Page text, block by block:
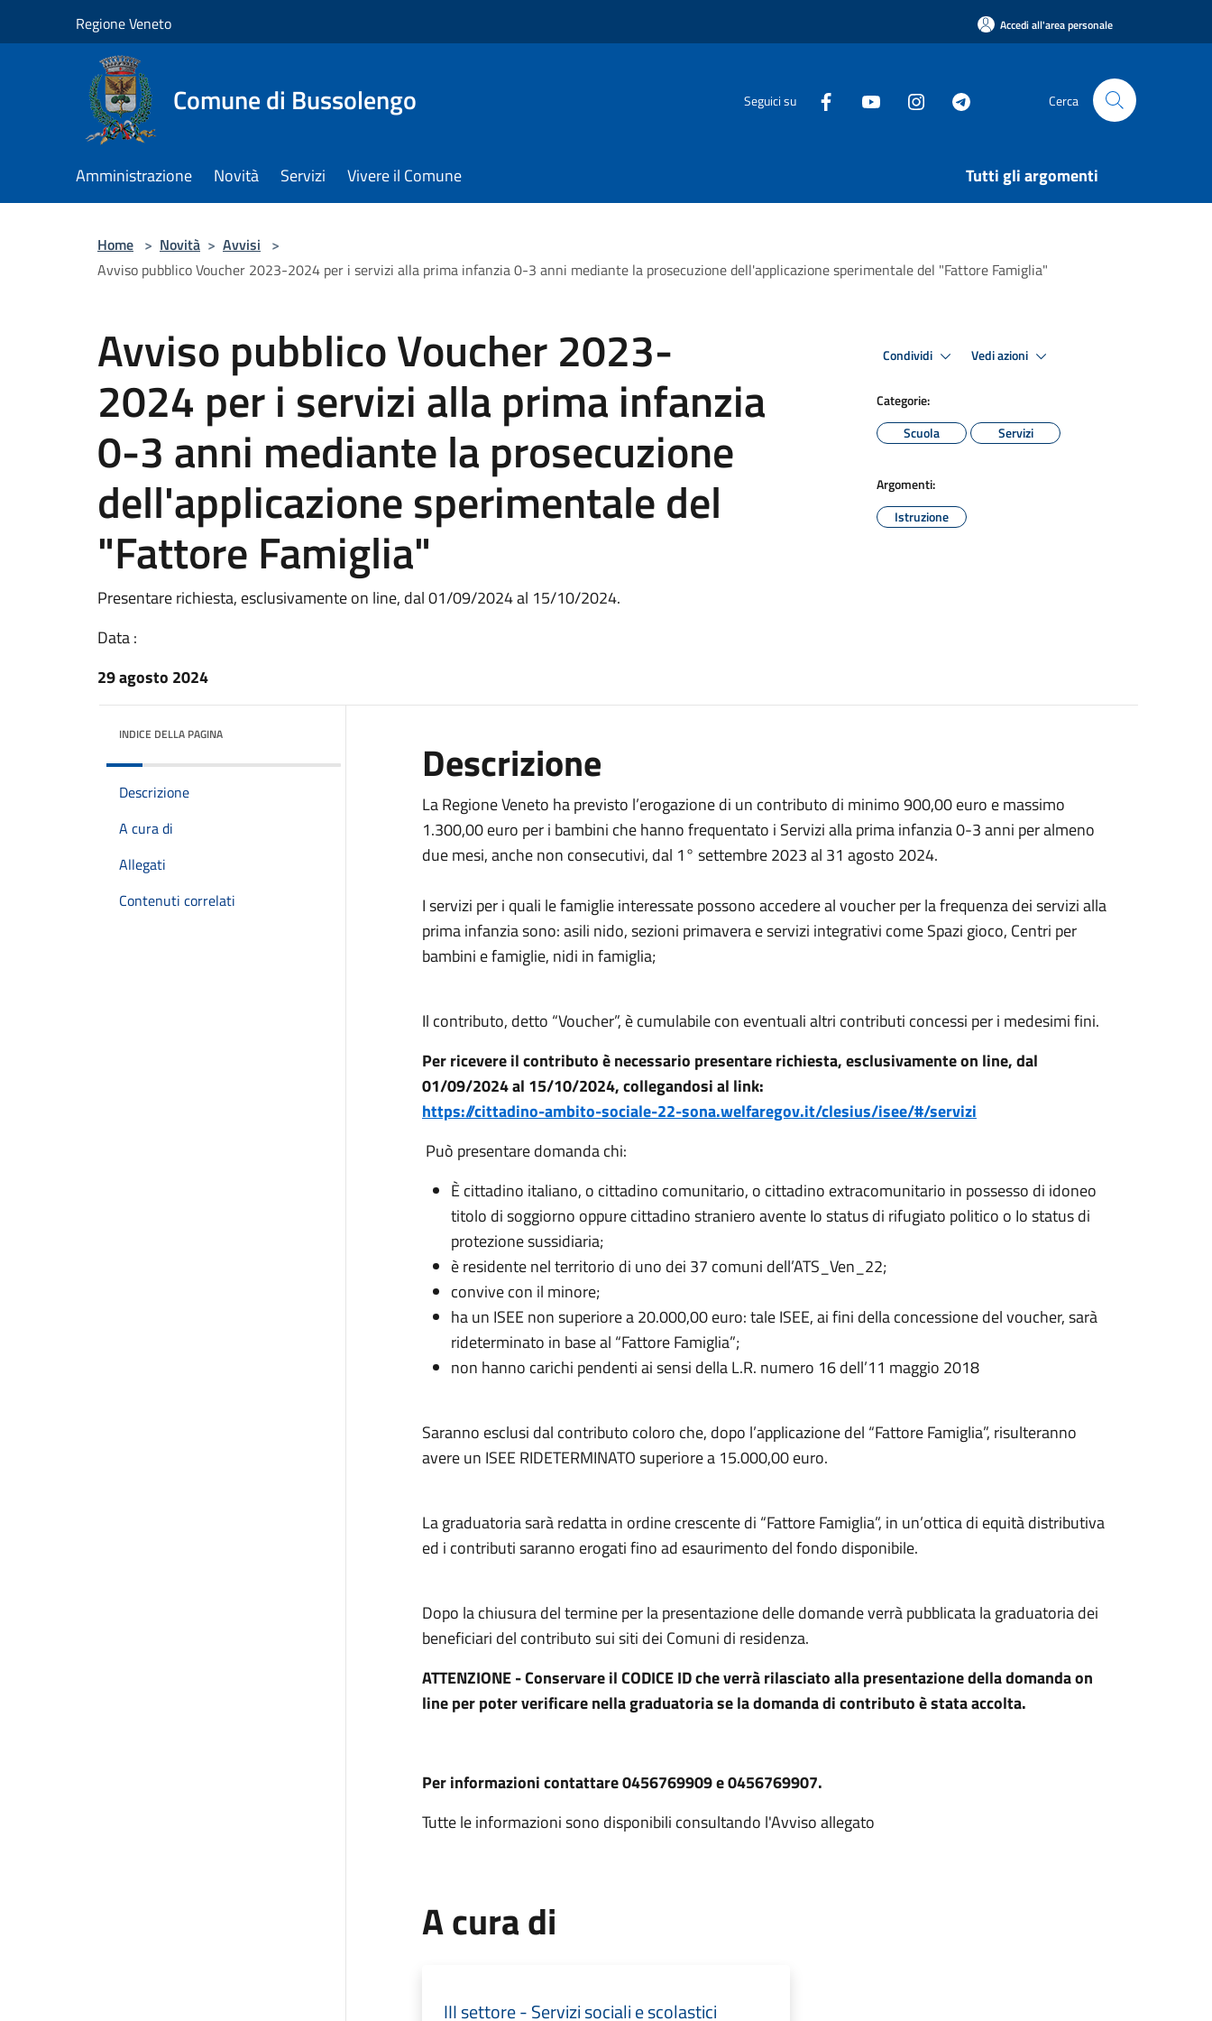
Regione Veneto Accedi all'area personale
Comune di Bussolengo Seguici su Cerca
Amministrazione Novità Servizi Vivere il Comune Tutti gli argomenti
Home > Novità > Avvisi >
Avviso pubblico Voucher 2023-2024 per i servizi alla prima infanzia 0-3 anni mediante la prosecuzione dell'applicazione sperimentale del "Fattore Famiglia"
Avviso pubblico Voucher 2023-
2024 per i servizi alla prima infanzia
0-3 anni mediante la prosecuzione
dell'applicazione sperimentale del
"Fattore Famiglia"
Presentare richiesta, esclusivamente on line, dal 01/09/2024 al 15/10/2024.
Data :
29 agosto 2024
Condividi Vedi azioni
Categorie:
Scuola
Servizi
Argomenti:
Istruzione
INDICE DELLA PAGINA
Descrizione
A cura di
Allegati
Contenuti correlati
Descrizione
La Regione Veneto ha previsto l’erogazione di un contributo di minimo 900,00 euro e massimo
1.300,00 euro per i bambini che hanno frequentato i Servizi alla prima infanzia 0-3 anni per almeno
due mesi, anche non consecutivi, dal 1° settembre 2023 al 31 agosto 2024.
I servizi per i quali le famiglie interessate possono accedere al voucher per la frequenza dei servizi alla
prima infanzia sono: asili nido, sezioni primavera e servizi integrativi come Spazi gioco, Centri per
bambini e famiglie, nidi in famiglia;
Il contributo, detto “Voucher”, è cumulabile con eventuali altri contributi concessi per i medesimi fini.
Per ricevere il contributo è necessario presentare richiesta, esclusivamente on line, dal
01/09/2024 al 15/10/2024, collegandosi al link:
https://cittadino-ambito-sociale-22-sona.welfaregov.it/clesius/isee/#/servizi
Può presentare domanda chi:
È cittadino italiano, o cittadino comunitario, o cittadino extracomunitario in possesso di idoneo
titolo di soggiorno oppure cittadino straniero avente Io status di rifugiato politico o Io status di
protezione sussidiaria;
è residente nel territorio di uno dei 37 comuni dell’ATS_Ven_22;
convive con il minore;
ha un ISEE non superiore a 20.000,00 euro: tale ISEE, ai fini della concessione del voucher, sarà
rideterminato in base al “Fattore Famiglia”;
non hanno carichi pendenti ai sensi della L.R. numero 16 dell’11 maggio 2018
Saranno esclusi dal contributo coloro che, dopo l’applicazione del “Fattore Famiglia”, risulteranno
avere un ISEE RIDETERMINATO superiore a 15.000,00 euro.
La graduatoria sarà redatta in ordine crescente di “Fattore Famiglia”, in un’ottica di equità distributiva
ed i contributi saranno erogati fino ad esaurimento del fondo disponibile.
Dopo la chiusura del termine per la presentazione delle domande verrà pubblicata la graduatoria dei
beneficiari del contributo sui siti dei Comuni di residenza.
ATTENZIONE - Conservare il CODICE ID che verrà rilasciato alla presentazione della domanda on
line per poter verificare nella graduatoria se la domanda di contributo è stata accolta.
Per informazioni contattare 0456769909 e 0456769907.
Tutte le informazioni sono disponibili consultando l'Avviso allegato
A cura di
III settore - Servizi sociali e scolastici